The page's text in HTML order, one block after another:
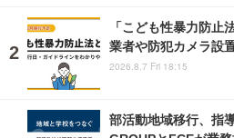
「こども性暴力防
業者や防犯カメラ設
2026.8.7 Fri 18:15
部活動地域移行、指